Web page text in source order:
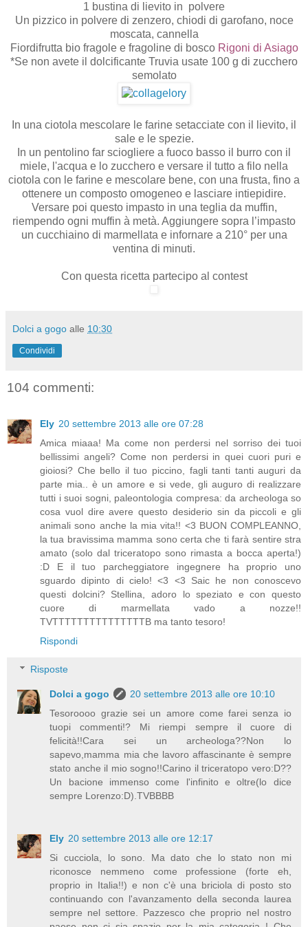
1 bustina di lievito in polvere
Un pizzico in polvere di zenzero, chiodi di garofano, noce
moscata, cannella
Fiordifrutta bio fragole e fragoline di bosco Rigoni di Asiago
*Se non avete il dolcificante Truvia usate 100 g di zucchero
semolato
In una ciotola mescolare le farine setacciate con il lievito, il
sale e le spezie.
In un pentolino far sciogliere a fuoco basso il burro con il
miele, l'acqua e lo zucchero e versare il tutto a filo nella
ciotola con le farine e mescolare bene, con una frusta, fino a
ottenere un composto omogeneo e lasciare intiepidire.
Versare poi questo impasto in una teglia da muffin,
riempendo ogni muffin à metà. Aggiungere sopra l’impasto
un cucchiaino di marmellata e infornare a 210° per una
ventina di minuti.
Con questa ricetta partecipo al contest
Dolci a gogo alle 10:30
Condividi
104 commenti:
Ely 20 settembre 2013 alle ore 07:28
Amica miaaa! Ma come non perdersi nel sorriso dei tuoi
bellissimi angeli? Come non perdersi in quei cuori puri e
gioiosi? Che bello il tuo piccino, fagli tanti tanti auguri da
parte mia.. è un amore e si vede, gli auguro di realizzare
tutti i suoi sogni, paleontologia compresa: da archeologa so
cosa vuol dire avere questo desiderio sin da piccoli e gli
animali sono anche la mia vita!! <3 BUON COMPLEANNO,
la tua bravissima mamma sono certa che ti farà sentire stra
amato (solo dal triceratopo sono rimasta a bocca aperta!)
:D E il tuo parcheggiatore ingegnere ha proprio uno
sguardo dipinto di cielo! <3 <3 Saic he non conoscevo
questi dolcini? Stellina, adoro lo speziato e con questo
cuore di marmellata vado a nozze!!
TVTTTTTTTTTTTTTTTB ma tanto tesoro!
Rispondi
Risposte
Dolci a gogo
20 settembre 2013 alle ore 10:10
Tesoroooo grazie sei un amore come farei senza io
tuopi commenti!? Mi riempi sempre il cuore di
felicità!!Cara sei un archeologa??Non lo
sapevo,mamma mia che lavoro affascinante è sempre
stato anche il mio sogno!!Carino il triceratopo vero:D??
Un bacione immenso come l'infinito e oltre(lo dice
sempre Lorenzo:D).TVBBBB
Ely 20 settembre 2013 alle ore 12:17
Si cucciola, lo sono. Ma dato che lo stato non mi
riconosce nemmeno come professione (forte eh,
proprio in Italia!!) e non c'è una briciola di posto sto
continuando con l'avanzamento della seconda laurea
sempre nel settore. Pazzesco che proprio nel nostro